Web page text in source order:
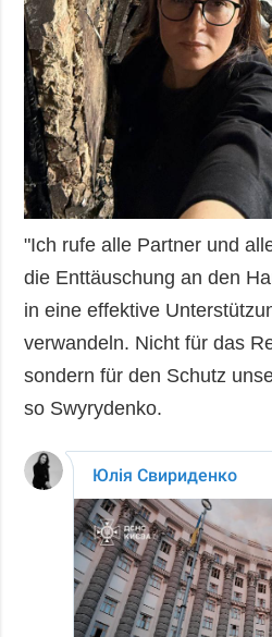
"Ich rufe alle Partner und
die Enttäuschung an den
in eine effektive
verwandeln. Nicht für das
sondern für den Schutz
so Swyrydenko.